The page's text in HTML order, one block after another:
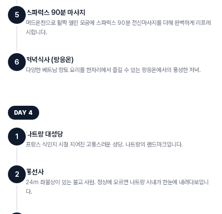
5 스파럭스 90분 마사지
머드온천으로 활짝 열린 모공에 스파럭스 90분 전신마사지를 더해 완벽하게 리프레
시합니다.
6 저녁식사 (랑응온)
다양한 베트남 향토 요리를 한자리에서 즐길 수 있는 랑응온에서의 풍성한 저녁.
DAY 4
1 나트랑 대성당
프랑스 식민지 시절 지어진 고풍스러운 성당. 나트랑의 랜드마크입니다.
2 롱선사
24m 좌불상이 있는 불교 사원. 정상에 오르면 나트랑 시내가 한눈에 내려다보입니
다.